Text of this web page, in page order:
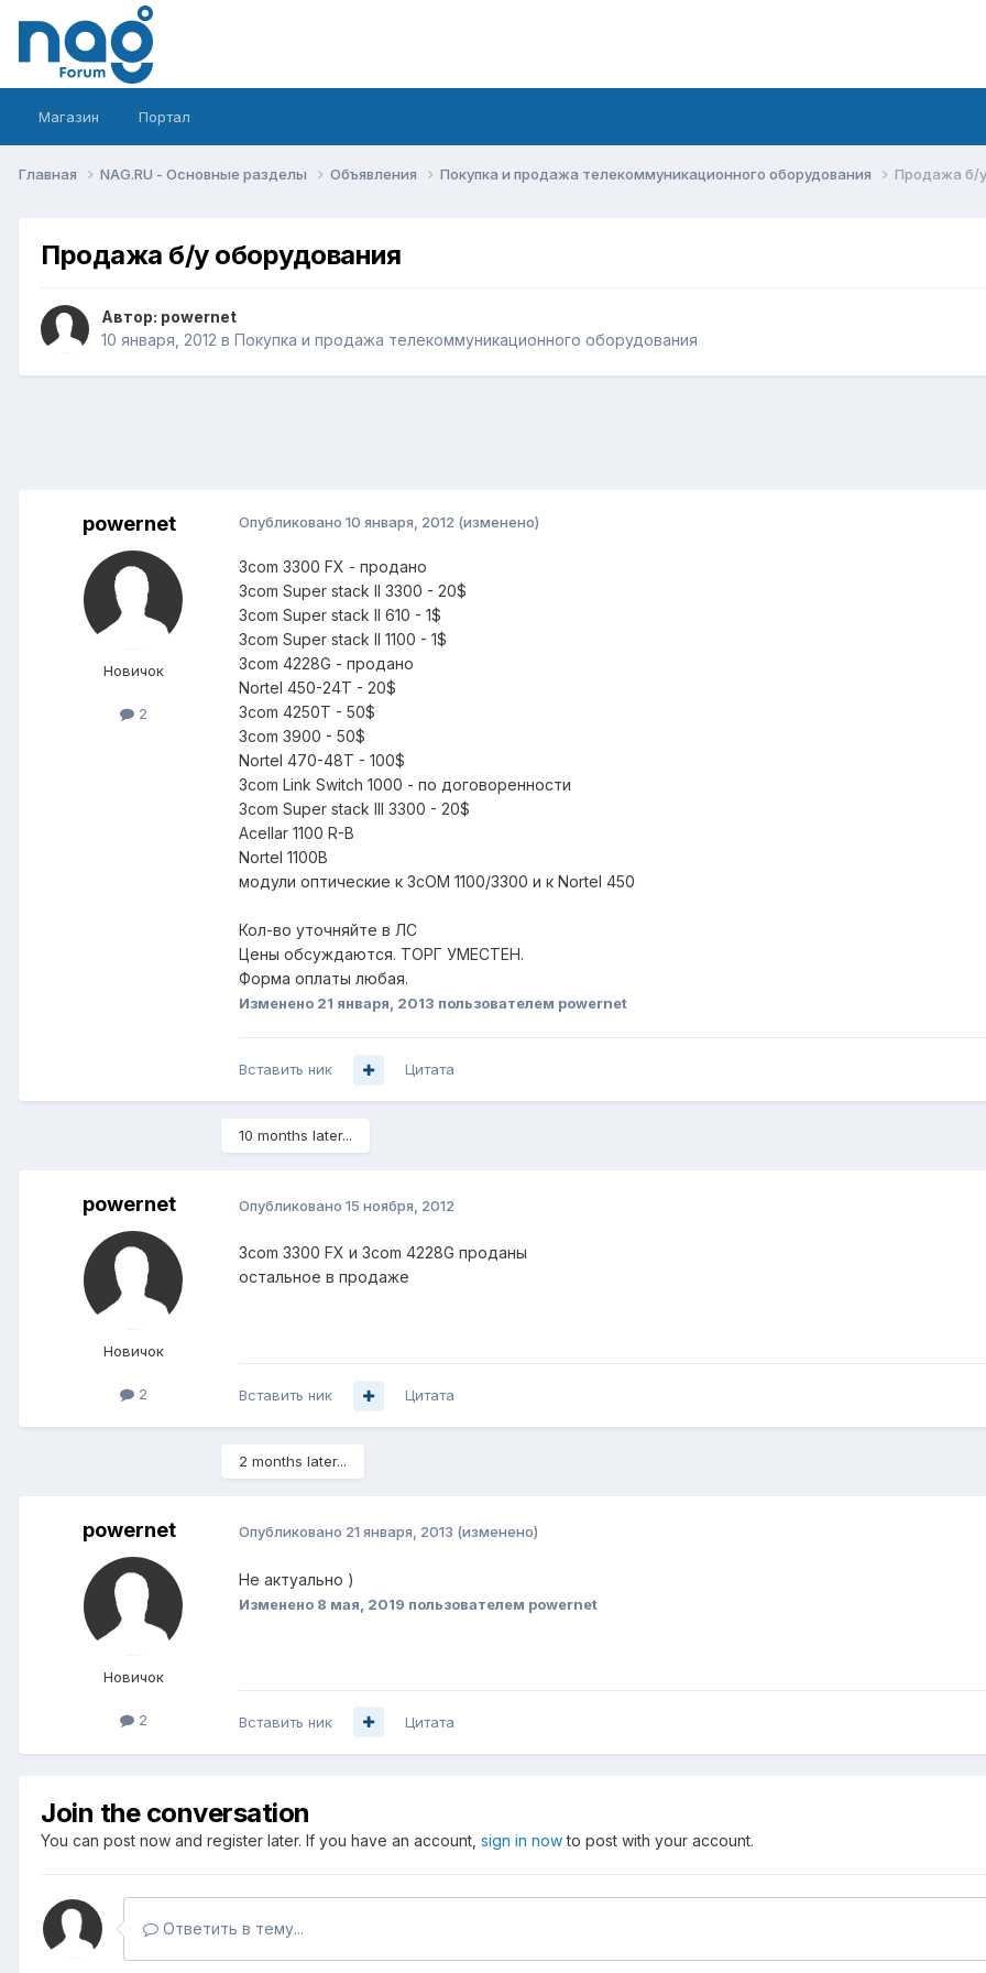
Магазин Портал
Главная NAG.RU - Основные разделы Объявления Покупка и продажа телекоммуникационного оборудования Продажа б/
Продажа б/у оборудования
Автор: powernet
10 января, 2012 в Покупка и продажа телекоммуникационного оборудования
powernet
Новичок
2
Опубликовано 10 января, 2012 (изменено)
3com 3300 FX - продано
3com Super stack II 3300 - 20$
3com Super stаck II 610 - 1$
3com Super stack II 1100 - 1$
3com 4228G - продано
Nortel 450-24T - 20$
3com 4250T - 50$
3com 3900 - 50$
Nortel 470-48T - 100$
3com Link Switch 1000 - по договоренности
3com Super stack III 3300 - 20$
Acellar 1100 R-B
Nortel 1100B
модули оптические к 3cOM 1100/3300 и к Nortel 450
Кол-во уточняйте в ЛС
Цены обсуждаются. ТОРГ УМЕСТЕН.
Форма оплаты любая.
Изменено 21 января, 2013 пользователем powernet
Вставить ник Цитата
10 months later...
powernet
Новичок
2
Опубликовано 15 ноября, 2012
3com 3300 FX и 3com 4228G проданы
остальное в продаже
Вставить ник Цитата
2 months later...
powernet
Новичок
2
Опубликовано 21 января, 2013 (изменено)
Не актуально )
Изменено 8 мая, 2019 пользователем powernet
Вставить ник Цитата
Join the conversation
You can post now and register later. If you have an account, sign in nowto post with your account.
Ответить в тему...